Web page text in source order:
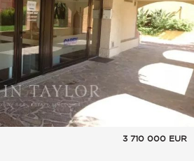
3 710 000 EUR